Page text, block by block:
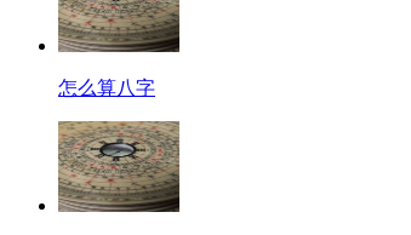
怎么算八字